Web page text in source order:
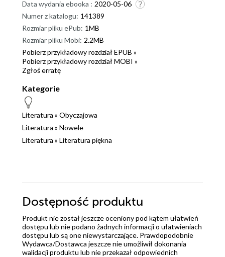
Data wydania ebooka : 2020-05-06
Numer z katalogu: 141389
Rozmiar pliku ePub: 1MB
Rozmiar pliku Mobi: 2.2MB
Pobierz przykładowy rozdział EPUB »
Pobierz przykładowy rozdział MOBI »
Zgłoś erratę
Kategorie
Literatura » Obyczajowa
Literatura » Nowele
Literatura » Literatura piękna
Dostępność produktu
Produkt nie został jeszcze oceniony pod kątem ułatwień
dostępu lub nie podano żadnych informacji o ułatwieniach
dostępu lub są one niewystarczające. Prawdopodobnie
Wydawca/Dostawca jeszcze nie umożliwił dokonania
walidacji produktu lub nie przekazał odpowiednich